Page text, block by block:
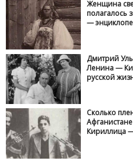
Женщина
полагалось
—
Дмитрий
Ленина —
русской
Сколько
Кириллица